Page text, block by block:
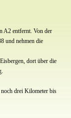
Ob direkt am
Bereichen. Gepflegte
jeweils in der Nähe der
großen Badestrand mit
Tretboote und Stand-Up
mit
August–,
A2 entfernt. Von der
und nehmen die
dort über die
drei Kilometer bis